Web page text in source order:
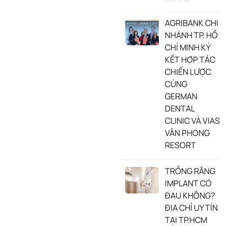
AGRIBANK CHI
NHÁNH TP. HỒ
CHÍ MINH KÝ
KẾT HỢP TÁC
CHIẾN LƯỢC
CÙNG
GERMAN
DENTAL
CLINIC VÀ VIAS
VÂN PHONG
RESORT
TRỒNG RĂNG
IMPLANT CÓ
ĐAU KHÔNG?
ĐỊA CHỈ UY TÍN
TẠI TP.HCM